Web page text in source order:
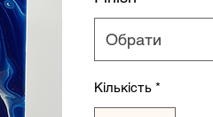
Обрати
Кількість *